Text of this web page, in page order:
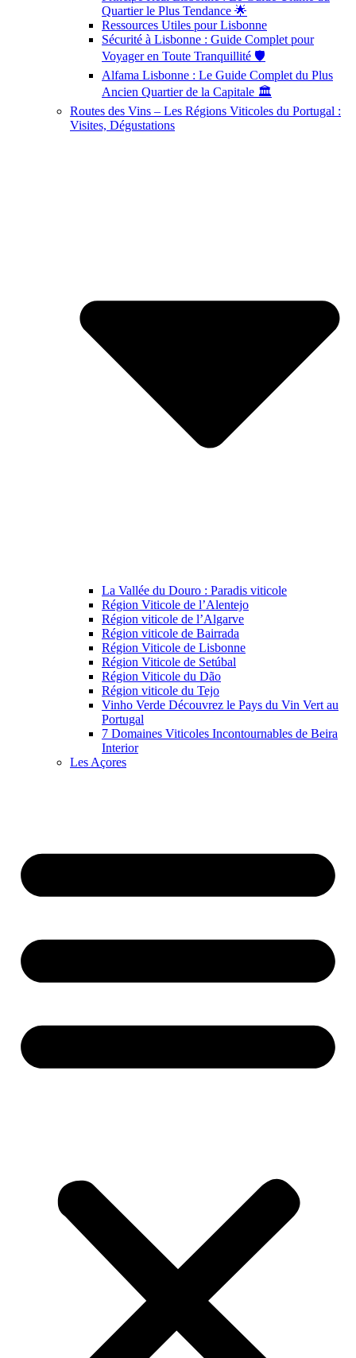
Quartier le Plus Tendance 🌟
Ressources Utiles pour Lisbonne
Sécurité à Lisbonne : Guide Complet pour
Voyager en Toute Tranquillité 🛡️
Alfama Lisbonne : Le Guide Complet du Plus
Ancien Quartier de la Capitale 🏛️
Routes des Vins – Les Régions Viticoles du Portugal :
Visites, Dégustations
La Vallée du Douro : Paradis viticole
Région Viticole de l’Alentejo
Région viticole de l’Algarve
Région viticole de Bairrada
Région Viticole de Lisbonne
Région Viticole de Setúbal
Région Viticole du Dão
Région viticole du Tejo
Vinho Verde Découvrez le Pays du Vin Vert au
Portugal
7 Domaines Viticoles Incontournables de Beira
Interior
Les Açores